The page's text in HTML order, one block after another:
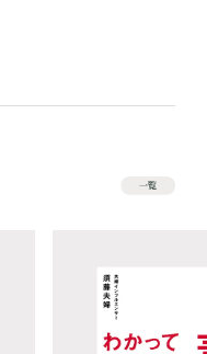
一覧